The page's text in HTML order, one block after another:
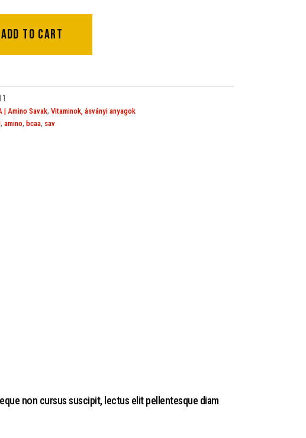
Add to cart
| Amino Savak, Vitaminok, ásványi anyagok
, amino, bcaa, sav
non cursus suscipit, lectus elit pellentesque diam